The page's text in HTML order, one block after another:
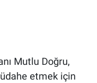
Mutlu Doğru,
etmek için